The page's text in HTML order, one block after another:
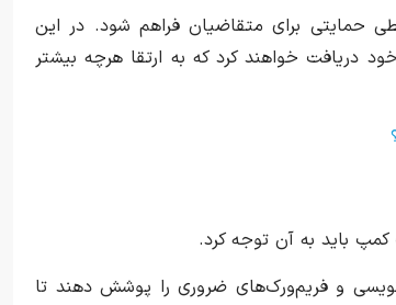
حمایتی برای متقاضیان فراهم شود. در این
دریافت خواهند کرد که به ارتقا هرچه بیشتر
کمپ باید به آن توجه کرد.
و فریم‌ورک‌های ضروری را پوشش ‌دهند تا